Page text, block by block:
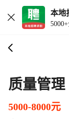
本地
质量管理
5000-8000元